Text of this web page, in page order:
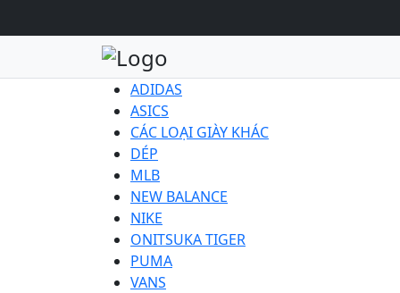
ADIDAS
ASICS
CÁC LOẠI GIÀY KHÁC
DÉP
MLB
NEW BALANCE
NIKE
ONITSUKA TIGER
PUMA
VANS